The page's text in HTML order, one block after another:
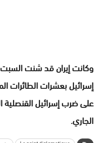
وكانت إيران قد شنت
إسرائيل بعشرات الطائرات
على ضرب إسرائيل
الجاري.